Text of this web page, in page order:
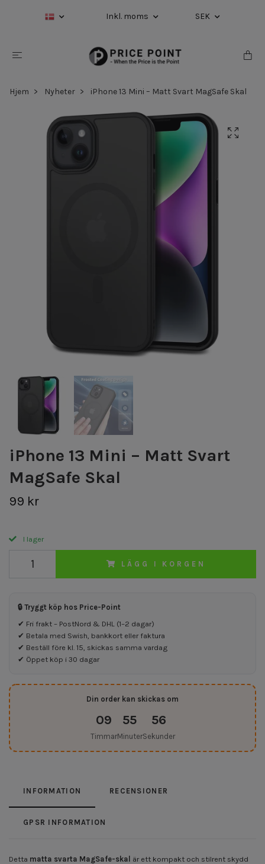
Inkl. moms SEK
Hjem Nyheter iPhone 13 Mini – Matt Svart MagSafe Skal
iPhone 13 Mini – Matt Svart
MagSafe Skal
99 kr
I lager
LÄGG I KORGEN
🔒 Tryggt köp hos Price-Point
✔ Fri frakt – PostNord & DHL (1–2 dagar)
✔ Betala med Swish, bankkort eller faktura
✔ Beställ före kl. 15, skickas samma vardag
✔ Öppet köp i 30 dagar
Din order kan skickas om
09
Timmar
55
Minuter
56
Sekunder
INFORMATION RECENSIONER
GPSR INFORMATION
Detta matta svarta MagSafe-skal är ett kompakt och stilrent skydd